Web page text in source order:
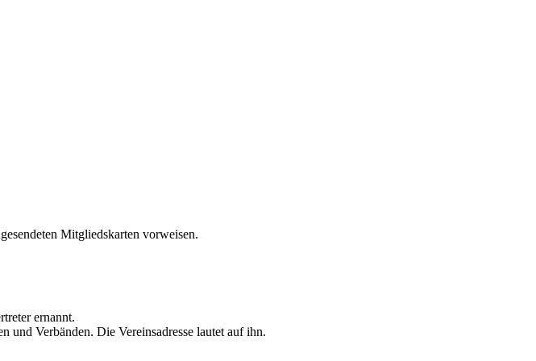
Mitgliedskarten vorweisen.
ernannt.
und Verbänden. Die Vereinsadresse lautet auf ihn.